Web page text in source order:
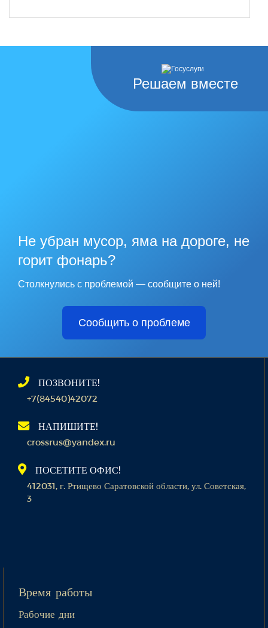
Решаем вместе
Не убран мусор, яма на дороге, не
горит фонарь?
Столкнулись с проблемой — сообщите о ней!
Сообщить о проблеме
ПОЗВОНИТЕ!
+7(84540)42072
НАПИШИТЕ!
crossrus@yandex.ru
ПОСЕТИТЕ ОФИС!
412031, г. Ртищево Саратовской области, ул. Советская,
3
Время работы
Рабочие дни